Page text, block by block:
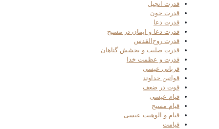
قدرت انجیل
قدرت خون
قدرت دعا
قدرت دعا و ایمان در مسیح
قدرت روح‌القدس
قدرت صلیب و بخشش گناهان
قدرت و عظمت خدا
قربانی عیسی
قوانین خداوند
قوت در ضعف
قیام عیسی
قیام مسیح
قیام و الوهیت عیسی
قیامت